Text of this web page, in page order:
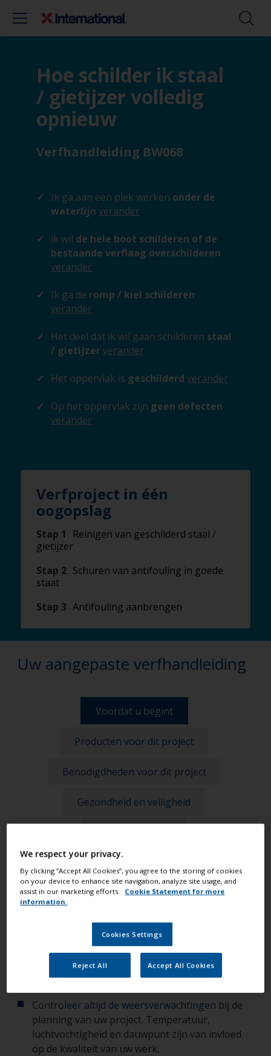
Hoe schilder ik staal
/ gietijzer volledig
opnieuw
Verfhandleiding BW068
Ik ga aan een plek werken onder de
waterlijn verander
ik wil de hele boot schilderen of de
bestaande verflaag overschilderen
verander
Ik ga de romp / kiel schilderen
verander
Het deel dat ik wil gaan schilderen staal
/ gietijzerverander
Het oppervlak is geschilderd verander
Op het oppervlak zijn geen defecten
verander
Verfproject in één
oogopslag
Stap 1
Reinigen van geschilderd staal /
gietijzer
Stap 2 Schuren van antifouling in goede
staat
Stap 3 Antifouling aanbrengen
Uw aangepaste verfhandleiding
Voordat u begint
Producten voor dit project
Benodigdheden voor dit project
Gezondheid en veiligheid
Houd met de volgende dingen rekening voordat u
aan een project begint, dan bereikt u de beste
resultaten:
Geef uzelf voldoende tijd voor iedere fase van
het project zodat u niet hoeft te haasten.
Controleer altijd de weersverwachtingen bij de
planning van uw project. Temperatuur,
luchtvochtigheid en dauwpunt zijn van invloed
op de kwaliteit van uw werk.
We respect your privacy.
By clicking “Accept All Cookies”, you agree to the storing of cookies
on your device to enhance site navigation, analyze site usage, and
assist in our marketing efforts.
Cookie Statement for more
information.
Cookies Settings
Reject All Accept All Cookies